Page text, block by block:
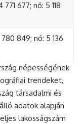
677; nő: 5 118
849; nő: 5 136
népességének
trendeket,
társadalmi és
adatok alapján
lakosságszám